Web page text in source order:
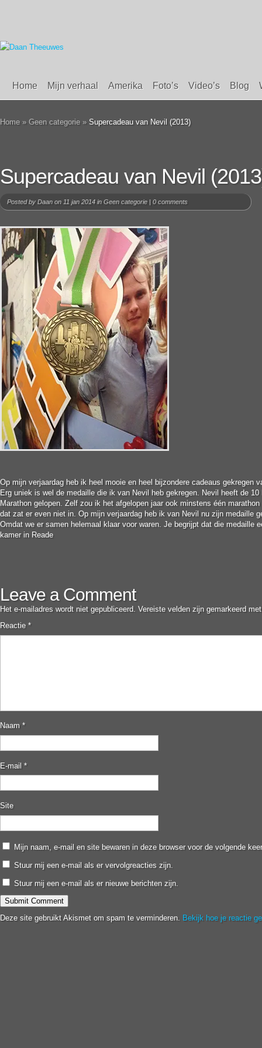
Home Mijn verhaal Amerika Foto’s Video’s Blog
Home » Geen categorie » Supercadeau van Nevil (2013)
Supercadeau van Nevil
Posted by Daan on 11 jan 2014 in Geen categorie | 0 comments
Op mijn verjaardag heb ik heel mooie en heel bijzondere cadeaus gekregen
Erg uniek is wel de medaille die ik van Nevil heb gekregen. Nevil heeft de
Marathon gelopen. Zelf zou ik het afgelopen jaar ook minstens één
dat zat er even niet in. Op mijn verjaardag heb ik van Nevil nu zijn medaille
Omdat we er samen helemaal klaar voor waren. Je begrijpt dat die medaille
kamer in Reade
Leave a Comment
Het e-mailadres wordt niet gepubliceerd. Vereiste velden zijn gemarkeerd
Reactie *
Naam *
E-mail *
Site
Mijn naam, e-mail en site bewaren in deze browser voor de volgende
Stuur mij een e-mail als er vervolgreacties zijn.
Stuur mij een e-mail als er nieuwe berichten zijn.
Deze site gebruikt Akismet om spam te verminderen. Bekijk hoe je reactie